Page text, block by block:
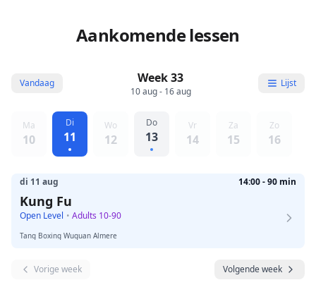
Aankomende lessen
Vandaag Week 33
10 aug - 16 aug
Lijst
Ma
10
Di
11
Wo
12
Do
13
Vr
14
Za
15
Zo
16
di 11 aug 14:00 - 90 min
Kung Fu
Open Level • Adults 10-90
Tang Boxing Wuguan Almere
Vorige week Volgende week